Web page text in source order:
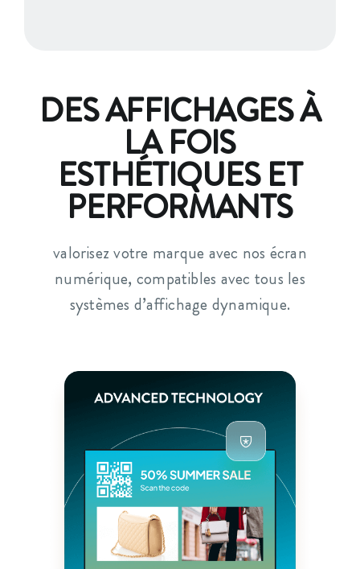
DES AFFICHAGES À
LA FOIS
ESTHÉTIQUES ET
PERFORMANTS
valorisez votre marque avec nos écran
numérique, compatibles avec tous les
systèmes d’affichage dynamique.